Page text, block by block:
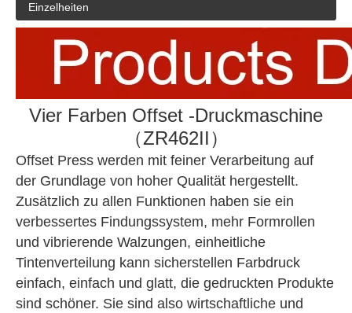
Einzelheiten
Vier Farben Offset -Druckmaschine
（ZR462II）
Offset Press werden mit feiner Verarbeitung auf
der Grundlage von hoher Qualität hergestellt.
Zusätzlich zu allen Funktionen haben sie ein
verbessertes Findungssystem, mehr Formrollen
und vibrierende Walzungen, einheitliche
Tintenverteilung kann sicherstellen Farbdruck
einfach, einfach und glatt, die gedruckten Produkte
sind schöner. Sie sind also wirtschaftliche und